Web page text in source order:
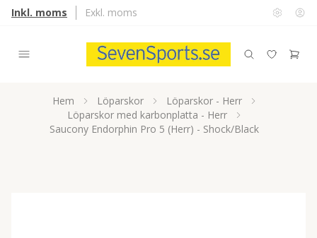
Inkl. moms Exkl. moms
Hem Löparskor
Löparskor - Herr
Löparskor med karbonplatta - Herr
Saucony Endorphin Pro 5 (Herr) - Shock/Black